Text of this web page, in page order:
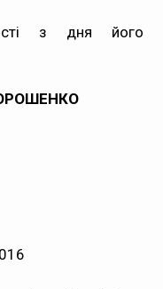
з дня його